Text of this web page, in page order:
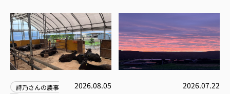
詩乃さんの農事
2026.08.05 2026.07.22